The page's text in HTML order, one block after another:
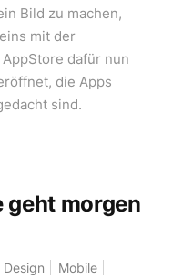
Bild zu machen,
mit der
dafür nun
die Apps
sind.
geht morgen
Mobile